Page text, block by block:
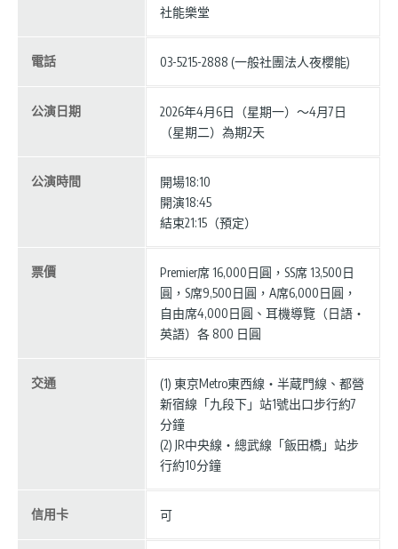
社能樂堂
電話 03-5215-2888 (一般社團法人夜櫻能)
公演日期
2026年4月6日（星期一）〜4月7日
（星期二）為期2天
公演時間
開場18:10
開演18:45
結束21:15（預定）
票價
Premier席 16,000日圓，SS席 13,500日
圓，S席9,500日圓，A席6,000日圓，
自由席4,000日圓、耳機導覽（日語・
英語）各 800 日圓
交通
(1) 東京Metro東西線・半蔵門線、都營
新宿線「九段下」站1號出口步行約7
分鐘
(2) JR中央線・總武線「飯田橋」站步
行約10分鐘
信用卡 可